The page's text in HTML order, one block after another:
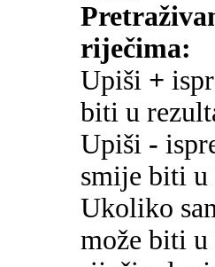
riječima:
Upiši +
biti u
Upiši -
smije biti u
Ukoliko
može biti